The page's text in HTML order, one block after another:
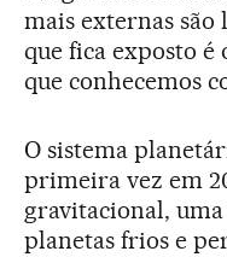
mais externas são
que fica exposto é
que conhecemos
O sistema
primeira vez em
gravitacional, uma
planetas frios e